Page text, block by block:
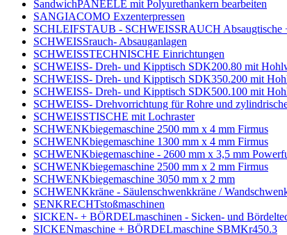
SandwichPANEELE mit Polyurethankern bearbeiten
SANGIACOMO Exzenterpressen
SCHLEIFSTAUB - SCHWEISSRAUCH Absaugtische
SCHWEISSrauch- Absauganlagen
SCHWEISSTECHNISCHE Einrichtungen
SCHWEISS- Dreh- und Kipptisch SDK200.80 mit
SCHWEISS- Dreh- und Kipptisch SDK350.200 mit
SCHWEISS- Dreh- und Kipptisch SDK500.100 mit
SCHWEISS- Drehvorrichtung für Rohre und
SCHWEISSTISCHE mit Lochraster
SCHWENKbiegemaschine 2500 mm x 4 mm Firmus
SCHWENKbiegemaschine 1300 mm x 4 mm Firmus
SCHWENKbiegemaschine - 2600 mm x 3,5 mm
SCHWENKbiegemaschine 2500 mm x 2 mm Firmus
SCHWENKbiegemaschine 3050 mm x 2 mm
SCHWENKkräne - Säulenschwenkkräne /
SENKRECHTstoßmaschinen
SICKEN- + BÖRDELmaschinen - Sicken- und
SICKENmaschine + BÖRDELmaschine SBMKr450.3